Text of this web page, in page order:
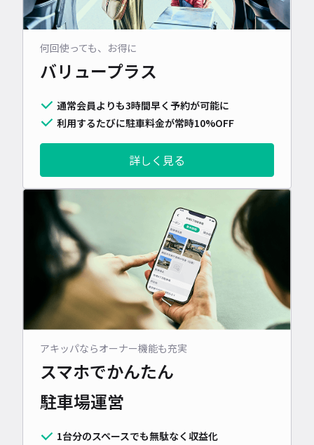
何回使っても、お得に
バリュープラス
通常会員よりも3時間早く予約が可能に
利用するたびに駐車料金が常時10%OFF
詳しく見る
アキッパならオーナー機能も充実
スマホでかんたん
駐車場運営
1台分のスペースでも無駄なく収益化